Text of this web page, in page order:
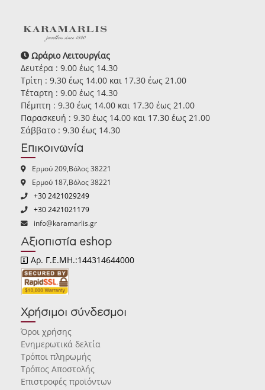
Ωράριο Λειτουργίας
Δευτέρα : 9.00 έως 14.30
Τρίτη : 9.30 έως 14.00 και 17.30 έως 21.00
Τέταρτη : 9.00 έως 14.30
Πέμπτη : 9.30 έως 14.00 και 17.30 έως 21.00
Παρασκευή : 9.30 έως 14.00 και 17.30 έως 21.00
Σάββατο : 9.30 έως 14.30
Επικοινωνία
Ερμού 209,Βόλος 38221
Ερμού 187,Βόλος 38221
+30 2421029249
+30 2421021179
info@karamarlis.gr
Αξιοπιστία eshop
Αρ. Γ.Ε.ΜΗ.:144314644000
Χρήσιμοι σύνδεσμοι
Όροι χρήσης
Ενημερωτικά δελτία
Τρόποι πληρωμής
Τρόπος Αποστολής
Επιστροφές προϊόντων